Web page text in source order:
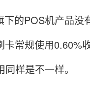
的POS机产品
常规使用0.60%
样是不一样。